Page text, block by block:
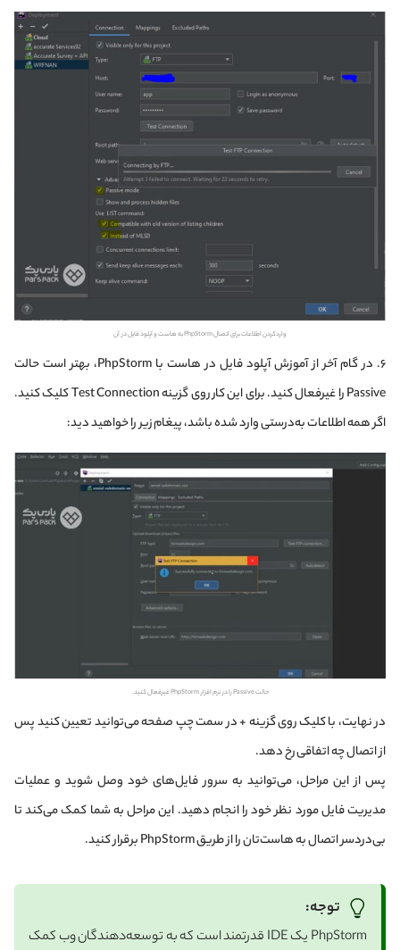
واردکردن اطلاعات برای اتصال PhpStorm به هاست و آپلود فایل در آن
۶. در گام آخر از آموزش آپلود فایل در هاست با PhpStorm، بهتر است حالت
Passive را غیرفعال کنید. برای این کار روی گزینه Test Connection کلیک کنید.
اگر همه اطلاعات به‌درستی وارد شده باشد، پیغام زیر را خواهید دید:
حالت Passive را در نرم افزار PhpStorm غیرفعال کنید.
در نهایت، با کلیک روی گزینه + در سمت چپ صفحه می‌توانید تعیین کنید پس
از اتصال چه اتفاقی رخ دهد.
پس از این مراحل، می‌توانید به سرور فایل‌های خود وصل شوید و عملیات
مدیریت فایل مورد نظر خود را انجام دهید. این مراحل به شما کمک می‌کند تا
بی‌دردسر اتصال به هاست‌تان را از طریق PhpStorm برقرار کنید.
توجه:
PhpStorm یک IDE قدرتمند است که به توسعه‌دهندگان وب کمک